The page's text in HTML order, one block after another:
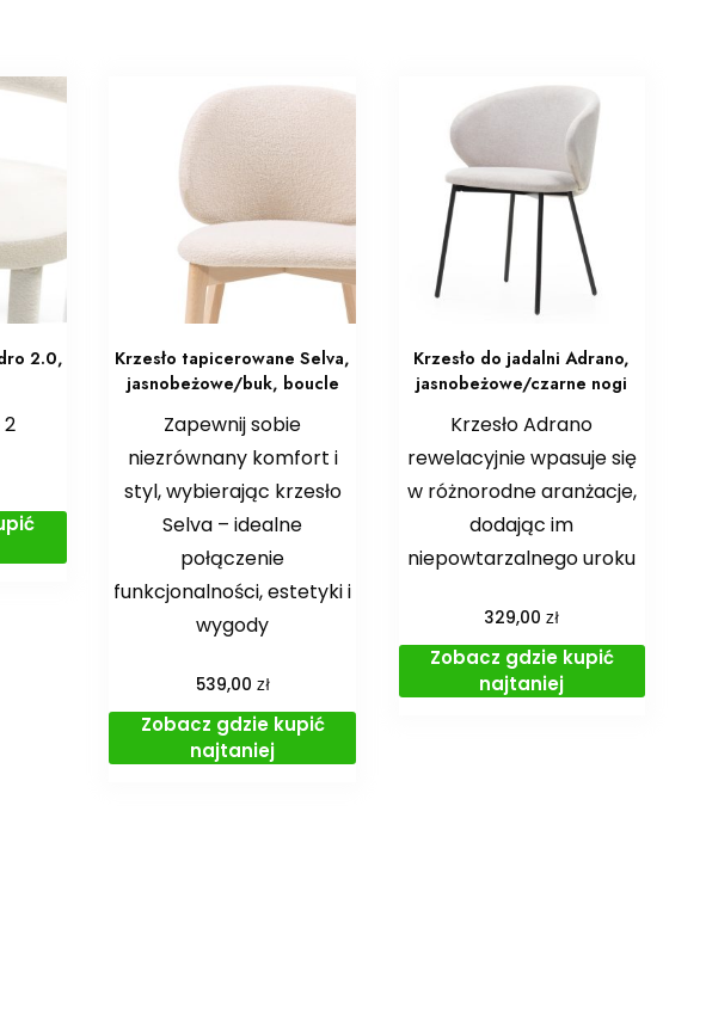
2.0,
Krzesło tapicerowane Selva,
jasnobeżowe/buk, boucle
Zapewnij sobie
niezrównany komfort i
styl, wybierając krzesło
Selva – idealne
połączenie
funkcjonalności, estetyki i
wygody
539,00 zł
Zobacz gdzie kupić
najtaniej
Krzesło do jadalni Adrano,
jasnobeżowe/czarne nogi
Krzesło Adrano
rewelacyjnie wpasuje się
w różnorodne aranżacje,
dodając im
niepowtarzalnego uroku
329,00zł
Zobacz gdzie kupić
najtaniej